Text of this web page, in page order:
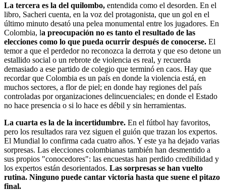
La tercera es la del quilombo, entendida como el desorden. En el
libro, Sacheri cuenta, en la voz del protagonista, que un gol en el
último minuto desató una pelea monumental entre los jugadores. En
Colombia, la preocupación no es tanto el resultado de las
elecciones como lo que pueda ocurrir después de conocerse. El
temor a que el perdedor no reconozca la derrota y que eso detone un
estallido social o un rebrote de violencia es real, y recuerda
demasiado a ese partido de colegio que terminó en caos. Hay que
recordar que Colombia es un país en donde la violencia está, en
muchos sectores, a flor de piel; en donde hay regiones del país
controladas por organizaciones delincuenciales; en donde el Estado
no hace presencia o si lo hace es débil y sin herramientas.
La cuarta es la de la incertidumbre. En el fútbol hay favoritos,
pero los resultados rara vez siguen el guión que trazan los expertos.
El Mundial lo confirma cada cuatro años. Y este ya ha dejado varias
sorpresas. Las elecciones colombianas también han desmentido a
sus propios "conocedores": las encuestas han perdido credibilidad y
los expertos están desorientados. Las sorpresas se han vuelto
rutina. Ninguno puede cantar victoria hasta que suene el pitazo
final.